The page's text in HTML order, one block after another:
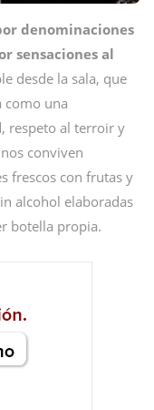
denominaciones
sensaciones al
desde la sala, que
como una
respeto al terroir y
conviven
frescos con frutas y
alcohol elaboradas
botella propia.